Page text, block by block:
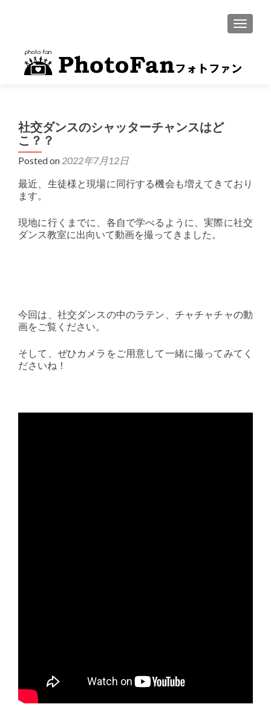
MENU
社交ダンスのシャッターチャンスはど
こ？？
Posted on 2022年7月12日
最近、生徒様と現場に同行する機会も増えてきており
ます。
現地に行くまでに、各自で学べるように、実際に社交
ダンス教室に出向いて動画を撮ってきました。
今回は、社交ダンスの中のラテン、チャチャチャの動
画をご覧ください。
そして、ぜひカメラをご用意して一緒に撮ってみてく
ださいね！